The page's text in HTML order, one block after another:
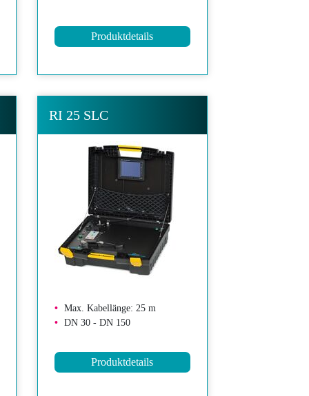
Produktdetails
RI 25 SLC
Max. Kabellänge: 25 m
DN 30 - DN 150
Produktdetails